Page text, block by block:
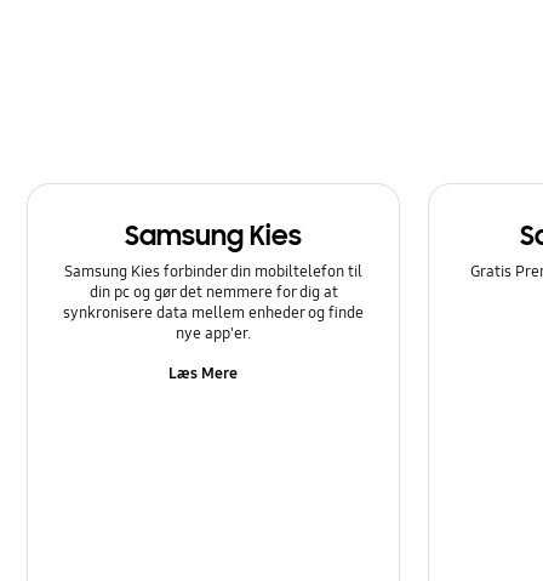
Sådan bruger du det
Samsung Kies
Samsung Kies forbinder din mobiltelefon til
din pc og gør det nemmere for dig at
synkronisere data mellem enheder og finde
nye app'er.
Læs Mere
Gratis